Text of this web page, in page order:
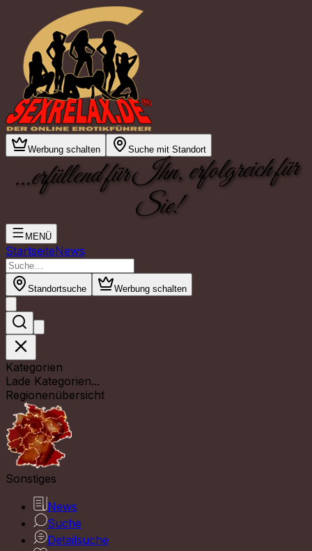
Werbung schalten Suche mit Standort
...erfüllend für Ihn, erfolgreich für
Sie!
MENÜ
StartseiteNews
Standortsuche Werbung schalten
Kategorien
Lade Kategorien...
Regionenübersicht
Sonstiges
News
Suche
Detailsuche